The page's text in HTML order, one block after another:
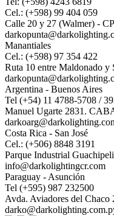
Cel.: (+598) 99 404 059
Calle 20 y 27 (Walmer) -
Manantiales
Cel.: (+598) 97 354 422
Ruta 10 entre Maldonado y
Argentina - Buenos Aires
Tel (+54) 11 4788-5708 /
Manuel Ugarte 2831.
Costa Rica - San José
Cel.: (+506) 8848 3191
Parque Industrial
info@darkolightingcr.com
Paraguay - Asunción
Tel (+595) 987 232500
Avda. Aviadores del Chaco